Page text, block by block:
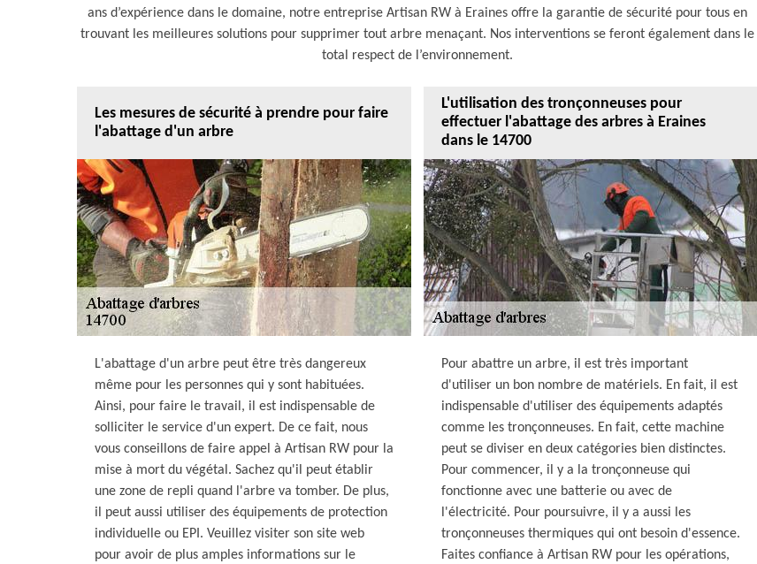
ans d’expérience dans le domaine, notre entreprise Artisan RW à Eraines offre la garantie de sécurité pour tous en
trouvant les meilleures solutions pour supprimer tout arbre menaçant. Nos interventions se feront également dans le
total respect de l’environnement.
Les mesures de sécurité à prendre pour faire
l'abattage d'un arbre
L'abattage d'un arbre peut être très dangereux
même pour les personnes qui y sont habituées.
Ainsi, pour faire le travail, il est indispensable de
solliciter le service d'un expert. De ce fait, nous
vous conseillons de faire appel à Artisan RW pour la
mise à mort du végétal. Sachez qu'il peut établir
une zone de repli quand l'arbre va tomber. De plus,
il peut aussi utiliser des équipements de protection
individuelle ou EPI. Veuillez visiter son site web
pour avoir de plus amples informations sur le
L'utilisation des tronçonneuses pour
effectuer l'abattage des arbres à Eraines
dans le 14700
Pour abattre un arbre, il est très important
d'utiliser un bon nombre de matériels. En fait, il est
indispensable d'utiliser des équipements adaptés
comme les tronçonneuses. En fait, cette machine
peut se diviser en deux catégories bien distinctes.
Pour commencer, il y a la tronçonneuse qui
fonctionne avec une batterie ou avec de
l'électricité. Pour poursuivre, il y a aussi les
tronçonneuses thermiques qui ont besoin d'essence.
Faites confiance à Artisan RW pour les opérations,